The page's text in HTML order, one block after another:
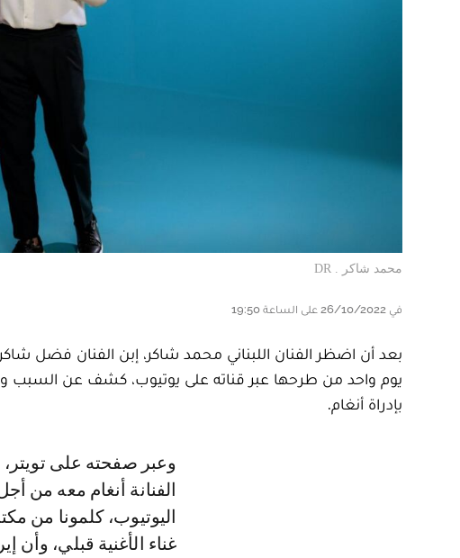
محمد شاكر . DR
في 26/10/2022 على الساعة 19:50
بعد أن اضظر الفنان اللبناني محمد شاكر، إبن الفنان فضل
يوم واحد من طرحها عبر قناته على يوتيوب، كشف عن السبب
بإدراة أنغام.
وعبر صفحته على تويتر، عبر محمد شاكر عن أسفه الشديد بعد تواصل مكتب
الفنانة أنغام معه من
غناء الأغنية قبلي، وأن